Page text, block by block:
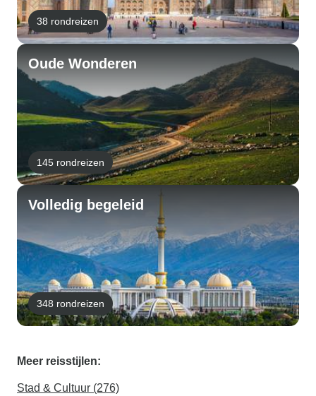
38 rondreizen
Oude Wonderen
145 rondreizen
Volledig begeleid
348 rondreizen
Meer reisstijlen:
Stad & Cultuur (276)